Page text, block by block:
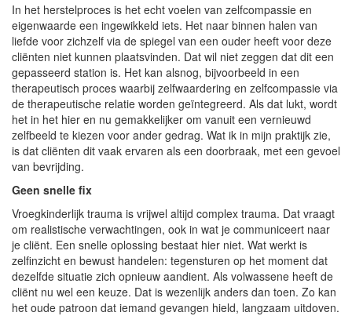
In het herstelproces is het echt voelen van zelfcompassie en
eigenwaarde een ingewikkeld iets. Het naar binnen halen van
liefde voor zichzelf via de spiegel van een ouder heeft voor deze
cliënten niet kunnen plaatsvinden. Dat wil niet zeggen dat dit een
gepasseerd station is. Het kan alsnog, bijvoorbeeld in een
therapeutisch proces waarbij zelfwaardering en zelfcompassie via
de therapeutische relatie worden geïntegreerd. Als dat lukt, wordt
het in het hier en nu gemakkelijker om vanuit een vernieuwd
zelfbeeld te kiezen voor ander gedrag. Wat ik in mijn praktijk zie,
is dat cliënten dit vaak ervaren als een doorbraak, met een gevoel
van bevrijding.
Geen snelle fix
Vroegkinderlijk trauma is vrijwel altijd complex trauma. Dat vraagt
om realistische verwachtingen, ook in wat je communiceert naar
je cliënt. Een snelle oplossing bestaat hier niet. Wat werkt is
zelfinzicht en bewust handelen: tegensturen op het moment dat
dezelfde situatie zich opnieuw aandient. Als volwassene heeft de
cliënt nu wel een keuze. Dat is wezenlijk anders dan toen. Zo kan
het oude patroon dat iemand gevangen hield, langzaam uitdoven.